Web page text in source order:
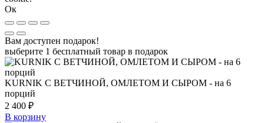
Ок
Вам доступен подарок!
выберите 1 бесплатный товар в подарок
KURNIK С ВЕТЧИНОЙ, ОМЛЕТОМ И СЫРОМ - на 6
порций
2 400 ₽
В корзину